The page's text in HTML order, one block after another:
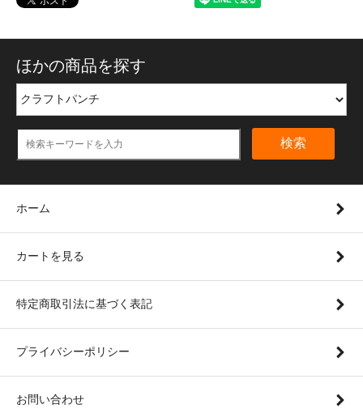
ほかの商品を探す
検索
ホーム
カートを見る
特定商取引法に基づく表記
プライバシーポリシー
お問い合わせ